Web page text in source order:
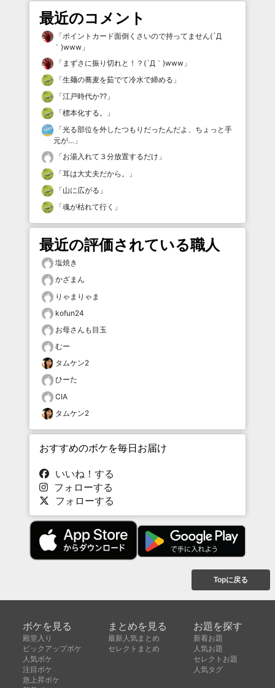
最近のコメント
「ポイントカード面倒くさいので持ってません(´Д
｀)www 」
「 まずさに振り切れと！？(´Д｀)www 」
「生麺の蕎麦を茹でて冷水で締める 」
「江戸時代か⁇ 」
「標本化する。
」
「光る部位を外したつもりだったんだよ、ちょっと手
元が… 」
「お湯入れて３分放置するだけ 」
「耳は大丈夫だから。
」
「山に広がる 」
「魂が枯れて行く 」
最近の評価されている職人
塩焼き
かざまん
りゃまりゃま
kofun24
お母さんも目玉
むー
タムケン2
ひーた
CIA
タムケン2
おすすめのボケを毎日お届け
いいね！する
フォローする
フォローする
Topに戻る
ボケを見る
殿堂入り
ピックアップボケ
人気ボケ
注目ボケ
急上昇ボケ
まとめを見る
最新人気まとめ
セレクトまとめ
お題を探す
新着お題
人気お題
セレクトお題
人気タグ